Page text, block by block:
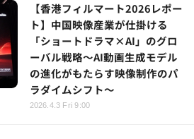
【香港フィルマート2026レポー
ト】中国映像産業が仕掛ける
「ショートドラマ×AI」のグロ
ーバル戦略～AI動画生成モデル
の進化がもたらす映像制作のパ
ラダイムシフト～
2026.4.3 Fri 9:00